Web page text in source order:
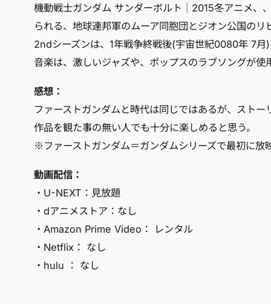
機動戦士ガンダム サンダーボルト｜2015冬アニメ、
られる、地球連邦軍のムーア同胞団とジオン公国の
2ndシーズンは、1年戦争終戦後(宇宙世紀0080年 7
音楽は、激しいジャズや、ポップスのラブソングが
感想：
ファーストガンダムと時代は同じではあるが、スト
作品を観た事の無い人でも十分に楽しめると思う。
※ファーストガンダム＝ガンダムシリーズで最初に放
動画配信：
・U-NEXT：見放題
・dアニメストア：なし
・Amazon Prime Video： レンタル
・Netflix： なし
・hulu ： なし